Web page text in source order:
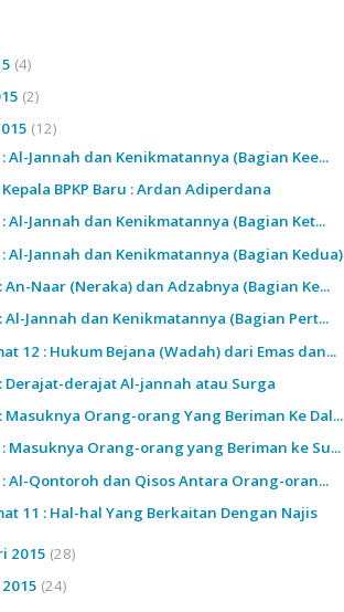
(4)
(2)
(12)
: Al-Jannah dan Kenikmatannya (Bagian Kee...
BPKP Baru : Ardan Adiperdana
: Al-Jannah dan Kenikmatannya (Bagian Ket...
: Al-Jannah dan Kenikmatannya (Bagian Kedua)
An-Naar (Neraka) dan Adzabnya (Bagian Ke...
Al-Jannah dan Kenikmatannya (Bagian Pert...
12 : Hukum Bejana (Wadah) dari Emas dan...
Derajat-derajat Al-jannah atau Surga
Masuknya Orang-orang Yang Beriman Ke Dal...
: Masuknya Orang-orang yang Beriman ke Su...
: Al-Qontoroh dan Qisos Antara Orang-oran...
11 : Hal-hal Yang Berkaitan Dengan Najis
2015 (28)
(24)